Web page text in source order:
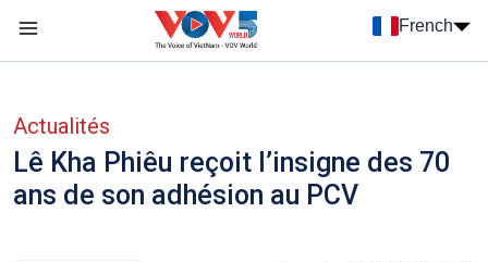
French
Actualités
Lê Kha Phiêu reçoit l’insigne des 70
ans de son adhésion au PCV